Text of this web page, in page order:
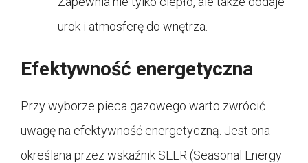
urok i atmosferę do wnętrza.
Efektywność energetyczna
Przy wyborze pieca gazowego warto zwrócić
uwagę na efektywność energetyczną. Jest ona
określana przez wskaźnik SEER (Seasonal Energy